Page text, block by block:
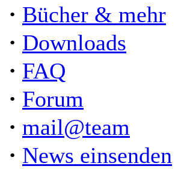
· Bücher & mehr
· Downloads
· FAQ
· Forum
· mail@team
· News einsenden